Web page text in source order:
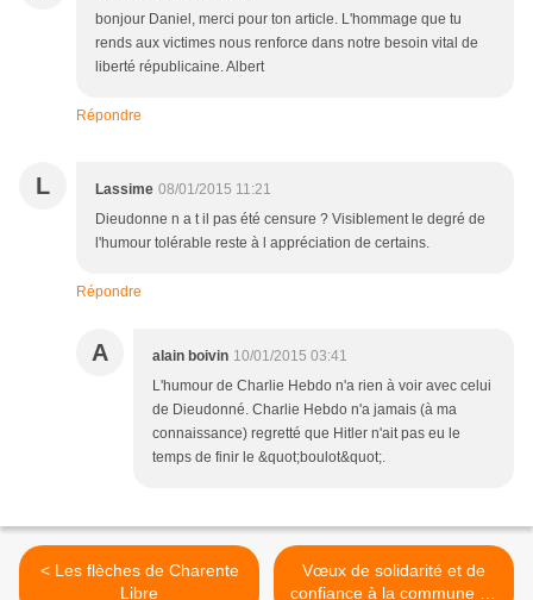
bonjour Daniel, merci pour ton article. L'hommage que tu
rends aux victimes nous renforce dans notre besoin vital de
liberté républicaine. Albert
Répondre
L Lassime 08/01/2015 11:21
Dieudonne n a t il pas été censure ? Visiblement le degré de
l'humour tolérable reste à l appréciation de certains.
Répondre
A alain boivin 10/01/2015 03:41
L'humour de Charlie Hebdo n'a rien à voir avec celui
de Dieudonné. Charlie Hebdo n'a jamais (à ma
connaissance) regretté que Hitler n'ait pas eu le
temps de finir le &quot;boulot&quot;.
< Les flèches de Charente
Libre
Vœux de solidarité et de
confiance à la commune de